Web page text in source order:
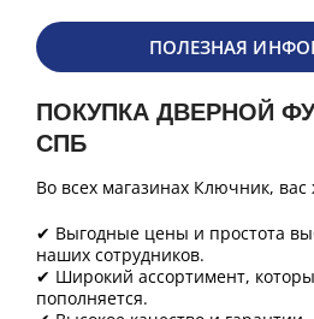
ПОЛЕЗНАЯ
ПОКУПКА ДВЕРНОЙ
СПБ
Во всех магазинах Ключник, вас
✔ Выгодные цены и простота
наших сотрудников.
✔ Широкий ассортимент,
пополняется.